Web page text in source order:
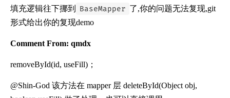
填充逻辑往下挪到 BaseMapper 了,你的问题无法复现,git
形式给出你的复现demo
Comment From: qmdx
removeById(id, useFill)；
@Shin-God 该方法在 mapper 层 deleteById(Object obj,